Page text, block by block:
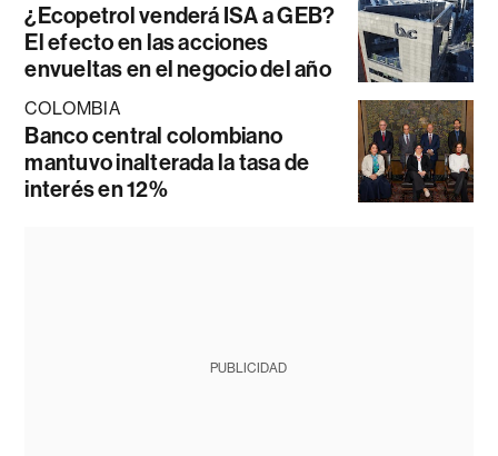
¿Ecopetrol venderá ISA a GEB?
El efecto en las acciones
envueltas en el negocio del año
COLOMBIA
Banco central colombiano
mantuvo inalterada la tasa de
interés en 12%
PUBLICIDAD